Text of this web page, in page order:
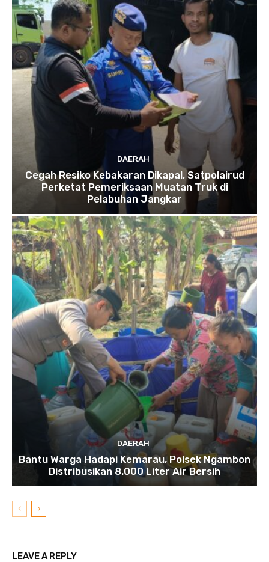
DAERAH
Cegah Resiko Kebakaran Dikapal, Satpolairud
Perketat Pemeriksaan Muatan Truk di
Pelabuhan Jangkar
DAERAH
Bantu Warga Hadapi Kemarau, Polsek Ngambon
Distribusikan 8.000 Liter Air Bersih
LEAVE A REPLY